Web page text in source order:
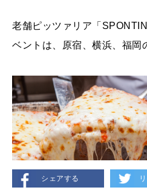
老舗ピッツァリア「
ベントは、原宿、横浜、福岡
シェアする